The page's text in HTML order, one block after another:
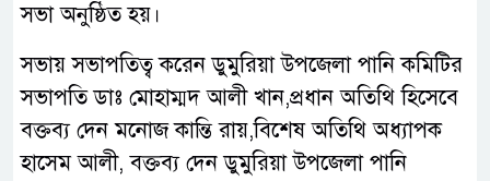
সভা অনুষ্ঠিত হয়।
সভায় সভাপতিত্ব করেন ডুমুরিয়া উপজেলা পানি কমিটির
‌সভাপতি ডাঃ মোহাম্মদ আলী খান,প্রধান অতিথি হিসেবে
বক্তব্য দেন মনোজ কান্তি রায়,‌‌বিশেষ অতিথি অধ্যাপক
হাসেম আলী, বক্তব্য দেন ডুমুরিয়া উপজেলা পানি